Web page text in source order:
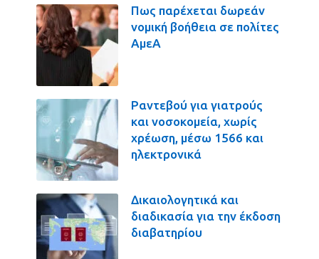
Πως παρέχεται δωρεάν
νομική βοήθεια σε πολίτες
ΑμεΑ
Ραντεβού για γιατρούς
και νοσοκομεία, χωρίς
χρέωση, μέσω 1566 και
ηλεκτρονικά
Δικαιολογητικά και
διαδικασία για την έκδοση
διαβατηρίου